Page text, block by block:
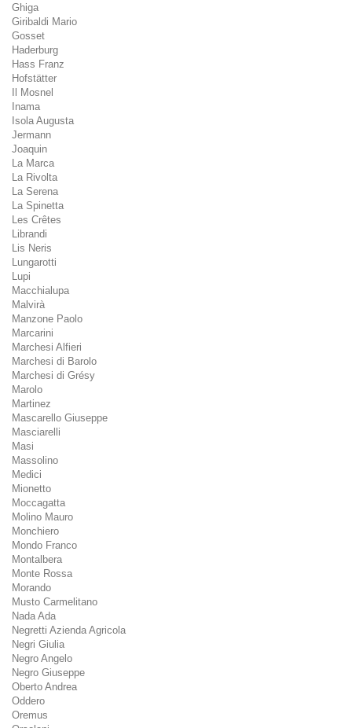
Ghiga
Giribaldi Mario
Gosset
Haderburg
Hass Franz
Hofstätter
Il Mosnel
Inama
Isola Augusta
Jermann
Joaquin
La Marca
La Rivolta
La Serena
La Spinetta
Les Crêtes
Librandi
Lis Neris
Lungarotti
Lupi
Macchialupa
Malvirà
Manzone Paolo
Marcarini
Marchesi Alfieri
Marchesi di Barolo
Marchesi di Grésy
Marolo
Martinez
Mascarello Giuseppe
Masciarelli
Masi
Massolino
Medici
Mionetto
Moccagatta
Molino Mauro
Monchiero
Mondo Franco
Montalbera
Monte Rossa
Morando
Musto Carmelitano
Nada Ada
Negretti Azienda Agricola
Negri Giulia
Negro Angelo
Negro Giuseppe
Oberto Andrea
Oddero
Oremus